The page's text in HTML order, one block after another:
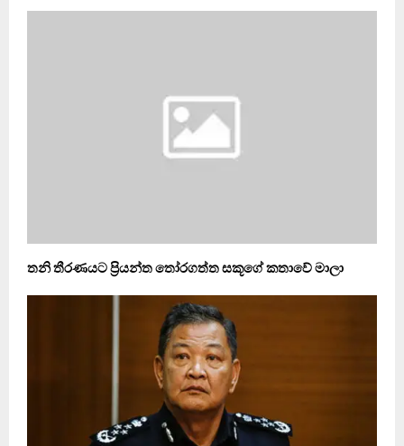
තනි තීරණයට ප්‍රියන්ත තෝරගත්ත සකූගේ කතාවේ මාලා